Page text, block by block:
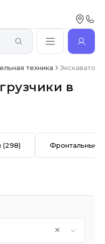
техника
в
(298) Фронтальные